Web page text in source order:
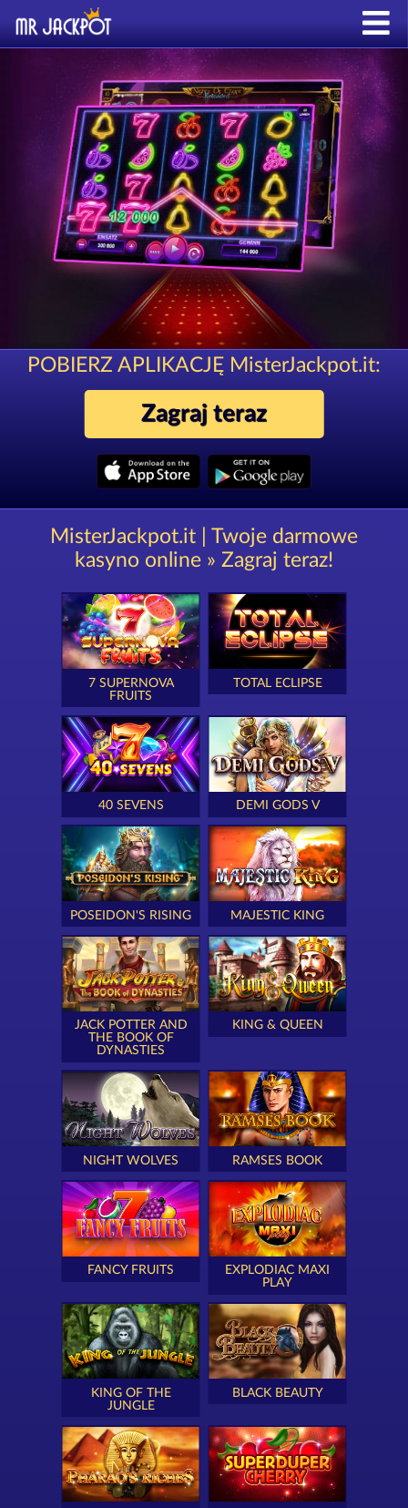
POBIERZ APLIKACJĘ MisterJackpot.it:
Zagraj teraz
MisterJackpot.it | Twoje darmowe
kasyno online » Zagraj teraz!
7 SUPERNOVA
FRUITS
TOTAL ECLIPSE
40 SEVENS DEMI GODS V
POSEIDON'S RISING MAJESTIC KING
JACK POTTER AND
THE BOOK OF
DYNASTIES
KING & QUEEN
NIGHT WOLVES RAMSES BOOK
FANCY FRUITS
EXPLODIAC MAXI
PLAY
KING OF THE
JUNGLE
BLACK BEAUTY